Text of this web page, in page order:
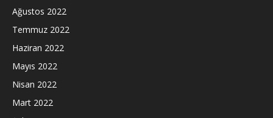
Ağustos 2022
Temmuz 2022
Haziran 2022
Mayıs 2022
Nisan 2022
Mart 2022